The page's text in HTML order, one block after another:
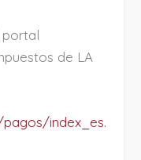
portal
de LA
index_es.